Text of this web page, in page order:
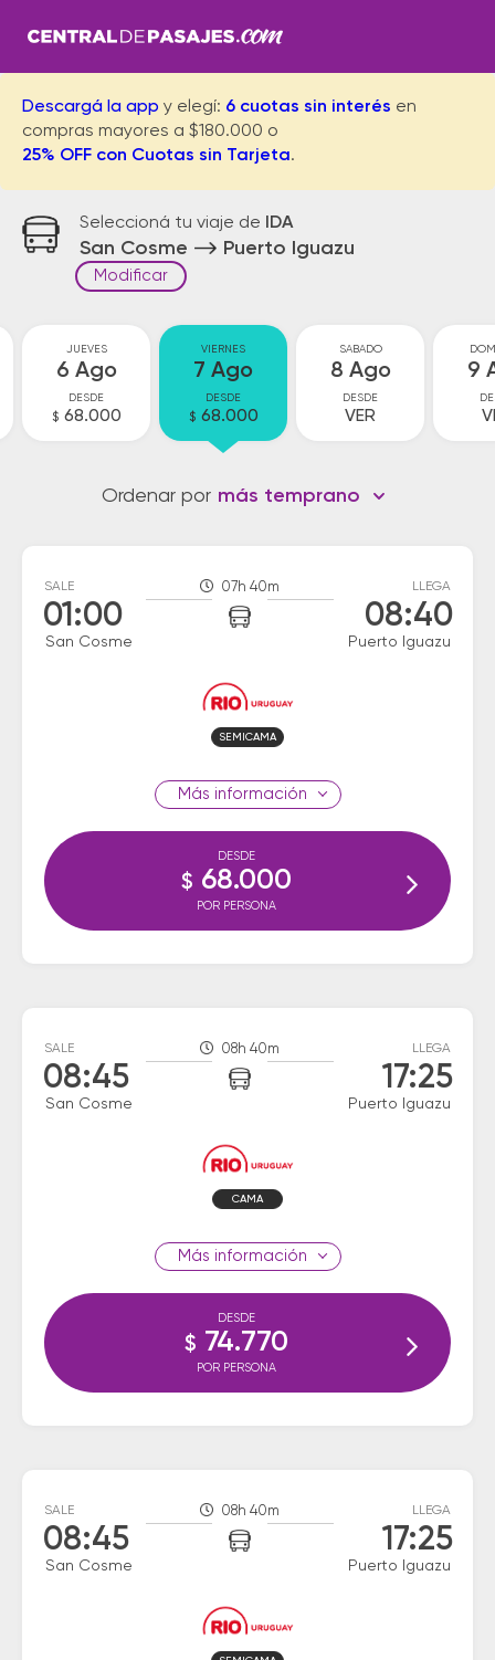
Descargá la app y elegí: 6 cuotas sin interés en
compras mayores a $180.000 o
25% OFF con Cuotas sin Tarjeta.
Seleccioná tu viaje de IDA
San Cosme Puerto Iguazu
Modificar
JUEVES
6 Ago
DESDE
$ 68.000
VIERNES
7 Ago
DESDE
$ 68.000
SABADO
8 Ago
DESDE
VER
9
Ordenar por más temprano
SALE
01:00
San Cosme
07h 40m LLEGA
08:40
Puerto Iguazu
SEMICAMA
información
DESDE
$ 68.000
POR PERSONA
SALE
08:45
San Cosme
08h 40m LLEGA
17:25
Puerto Iguazu
CAMA
información
DESDE
$ 74.770
POR PERSONA
SALE
08:45
San Cosme
08h 40m LLEGA
17:25
Puerto Iguazu